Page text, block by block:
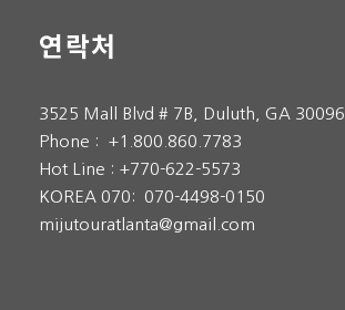
연락처
3525 Mall Blvd # 7B, Duluth, GA 30096
Phone : +1.800.860.7783
Hot Line : +770-622-5573
KOREA 070: 070-4498-0150
mijutouratlanta@gmail.com